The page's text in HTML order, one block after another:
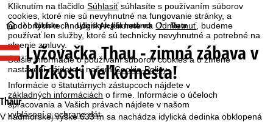
Kliknutím na tlačidloSúhlasiťsúhlasíte s používaním súborov
cookies, ktoré nie sú nevyhnutné na fungovanie stránky, a
podobných technológií. Ak kliknete naOdmietnuť, budeme
používať len služby, ktoré sú technicky nevyhnutné a potrebné na
plnenie zmluvy.
Ďalšie informácie o používaní súborov cookies a o zmene
nastavení nájdete v našomCookie-Policy.
Informácie o štatutárnych zástupcoch nájdete v
základných informáciách o firme. Informácie o účeloch
spracovania a Vašich právach nájdete v našom
vyhlásení o ochrane dát.
H
l
a
v
Rakúsko Lyžiarsky región Innsbruck Thaur
LyžovačkaThau - zimná zábava v
blízkosti veľkomesta!
Thaur
V nadmorskej výške 633 m sa nachádza idylická dedinka obklopená